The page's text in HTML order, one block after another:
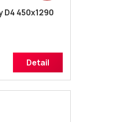
450x1290
Detail